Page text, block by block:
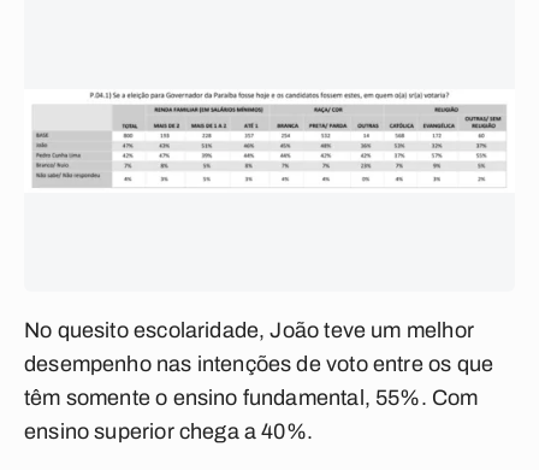
No quesito escolaridade, João teve um melhor
desempenho nas intenções de voto entre os que
têm somente o ensino fundamental, 55%. Com
ensino superior chega a 40%.